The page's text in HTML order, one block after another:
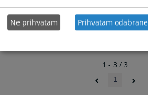
1 - 3 / 3
1
Ne prihvatam Prihvatam odabrane